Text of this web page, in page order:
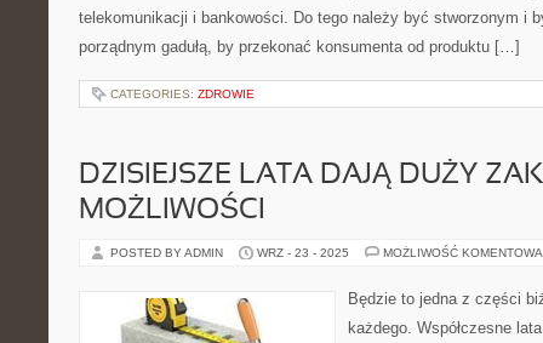
telekomunikacji i bankowości. Do tego należy być stworzonym i
porządnym gadułą, by przekonać konsumenta od produktu […]
CATEGORIES: ZDROWIE
DZISIEJSZE LATA DAJĄ DUŻY
MOŻLIWOŚCI
POSTED BY ADMIN WRZ - 23 - 2025 MOŻLIWOŚĆ
Będzie to jedna z części
każdego. Współczesne